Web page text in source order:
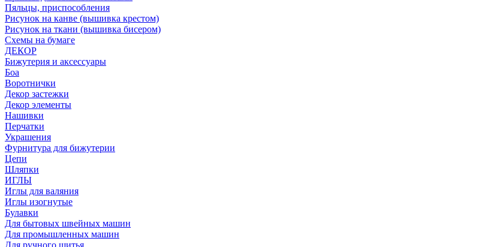
Пяльцы, приспособления
Рисунок на канве (вышивка крестом)
Рисунок на ткани (вышивка бисером)
Схемы на бумаге
ДЕКОР
Бижутерия и аксессуары
Боа
Воротнички
Декор застежки
Декор элементы
Нашивки
Перчатки
Украшения
Фурнитура для бижутерии
Цепи
Шляпки
ИГЛЫ
Иглы для валяния
Иглы изогнутые
Булавки
Для бытовых швейных машин
Для промышленных машин
Для ручного шитья